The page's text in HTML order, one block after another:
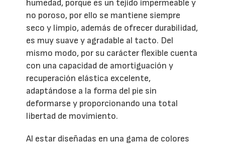
humedad, porque es un tejido impermeable y
no poroso, por ello se mantiene siempre
seco y limpio, además de ofrecer durabilidad,
es muy suave y agradable al tacto. Del
mismo modo, por su carácter flexible cuenta
con una capacidad de amortiguación y
recuperación elástica excelente,
adaptándose a la forma del pie sin
deformarse y proporcionando una total
libertad de movimiento.
Al estar diseñadas en una gama de colores